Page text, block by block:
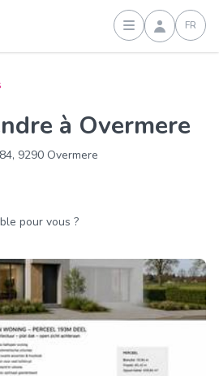
Connexion
FR
à Overmere
9290 Overmere
pour vous ?